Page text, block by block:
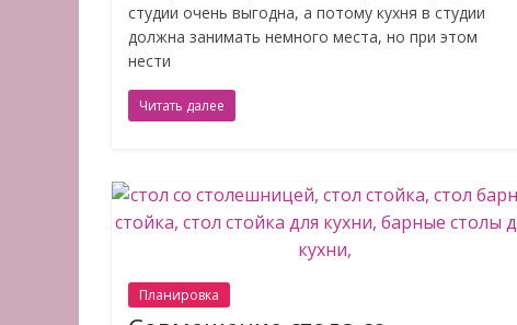
студии очень выгодна, а потому кухня в студии
должна занимать немного места, но при этом
нести
Читать далее
Планировка